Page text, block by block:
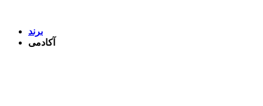
برند
آکادمی